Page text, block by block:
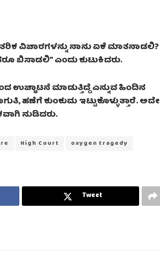
ವಿಚಾರಗಳನ್ನು ನಾನು ಏಕೆ ಮಾತನಾಡಲಿ?
ಬಿಸಾಡಲಿ” ಎಂದು‌ ಕುಟುಕಿದರು.
ಉಚ್ಚಾಟನೆ ಮಾಡುತ್ತಿದ್ದೆ ಎನ್ನುವ ಹಿಂದಿನ
ಹಣೆಗೆ ಕುಂಕುಮ ಇಟ್ಟುಕೊಳ್ಳುತ್ತಾರೆ. ಅದೇ
ನುಡಿದರು.
High Court
oxygen tragedy
Tweet